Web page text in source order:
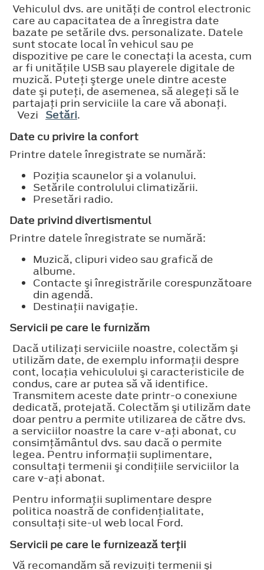
Vehiculul dvs. are unităţi de control electronic
care au capacitatea de a înregistra date
bazate pe setările dvs. personalizate. Datele
sunt stocate local în vehicul sau pe
dispozitive pe care le conectaţi la acesta, cum
ar fi unităţile USB sau playerele digitale de
muzică. Puteţi şterge unele dintre aceste
date şi puteţi, de asemenea, să alegeţi să le
partajaţi prin serviciile la care vă abonaţi.
Vezi Setări.
Date cu privire la confort
Printre datele înregistrate se numără:
Poziţia scaunelor şi a volanului.
Setările controlului climatizării.
Presetări radio.
Date privind divertismentul
Printre datele înregistrate se numără:
Muzică, clipuri video sau grafică de
albume.
Contacte şi înregistrările corespunzătoare
din agendă.
Destinaţii navigaţie.
Servicii pe care le furnizăm
Dacă utilizaţi serviciile noastre, colectăm şi
utilizăm date, de exemplu informaţii despre
cont, locaţia vehiculului şi caracteristicile de
condus, care ar putea să vă identifice.
Transmitem aceste date printr-o conexiune
dedicată, protejată. Colectăm şi utilizăm date
doar pentru a permite utilizarea de către dvs.
a serviciilor noastre la care v-aţi abonat, cu
consimţământul dvs. sau dacă o permite
legea. Pentru informaţii suplimentare,
consultaţi termenii şi condiţiile serviciilor la
care v-aţi abonat.
Pentru informaţii suplimentare despre
politica noastră de confidenţialitate,
consultaţi site-ul web local Ford.
Servicii pe care le furnizează terţii
Vă recomandăm să revizuiţi termenii şi